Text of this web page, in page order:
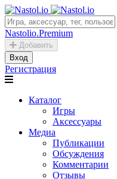
Nastolio.Premium
Добавить
Вход
Регистрация
Каталог
Игры
Аксессуары
Медиа
Публикации
Обсуждения
Комментарии
Отзывы